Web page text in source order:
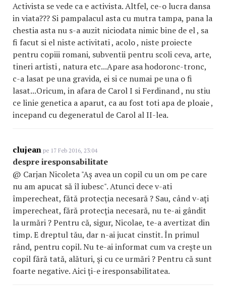
Activista se vede ca e activista. Altfel, ce-o lucra dansa
in viata??? Si pampalacul asta cu mutra tampa, pana la
chestia asta nu s-a auzit niciodata nimic bine de el , sa
fi facut si el niste activitati , acolo , niste proiecte
pentru copiii romani, subventii pentru scoli ceva, arte,
tineri artisti , natura etc...Apare asa hodoronc-tronc,
c-a lasat pe una gravida, ei si ce numai pe una o fi
lasat...Oricum, in afara de Carol I si Ferdinand , nu stiu
ce linie genetica a aparut, ca au fost toti apa de ploaie ,
incepand cu degeneratul de Carol al II-lea.
clujean pe 17 Feb 2016, 23:04
despre iresponsabilitate
@ Carjan Nicoleta "Aș avea un copil cu un om pe care
nu am apucat să îl iubesc". Atunci dece v-ati
împerecheat, fătă protecţia necesară ? Sau, când v-aţi
împerecheat, fără protecţia necesară, nu te-ai gândit
la urmări ? Pentru că, sigur, Nicolae, te-a avertizat din
timp. E dreptul tău, dar n-ai jucat cinstit. În primul
rând, pentru copil. Nu te-ai informat cum va creşte un
copil fără tată, alături, şi cu ce urmări ? Pentru că sunt
foarte negative. Aici ţi-e iresponsabilitatea.